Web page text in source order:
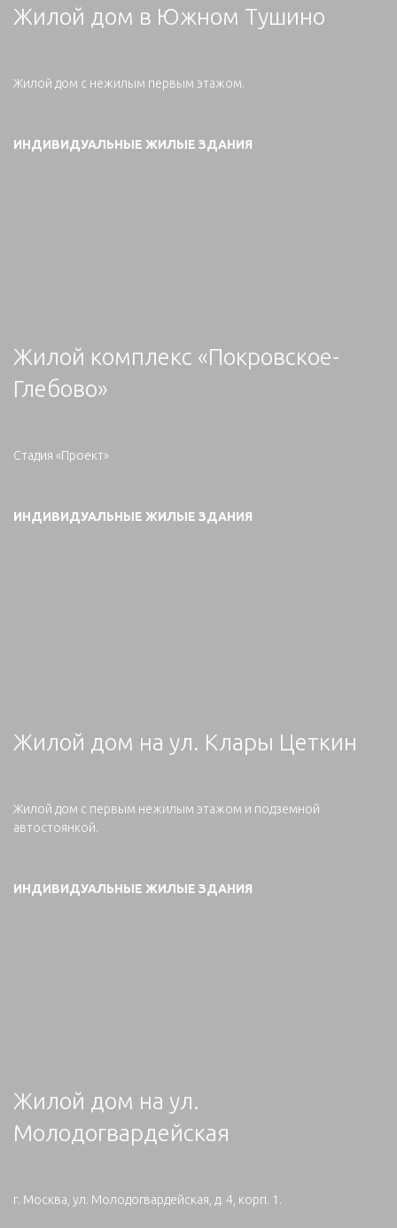
Жилой дом в Южном Тушино
Жилой дом с нежилым первым этажом.
ИНДИВИДУАЛЬНЫЕ ЖИЛЫЕ ЗДАНИЯ
Жилой комплекс «Покровское-
Глебово»
Стадия «Проект»
ИНДИВИДУАЛЬНЫЕ ЖИЛЫЕ ЗДАНИЯ
Жилой дом на ул. Клары Цеткин
Жилой дом с первым нежилым этажом и подземной
автостоянкой.
ИНДИВИДУАЛЬНЫЕ ЖИЛЫЕ ЗДАНИЯ
Жилой дом на ул.
Молодогвардейская
г. Москва, ул. Молодогвардейская, д. 4, корп. 1.